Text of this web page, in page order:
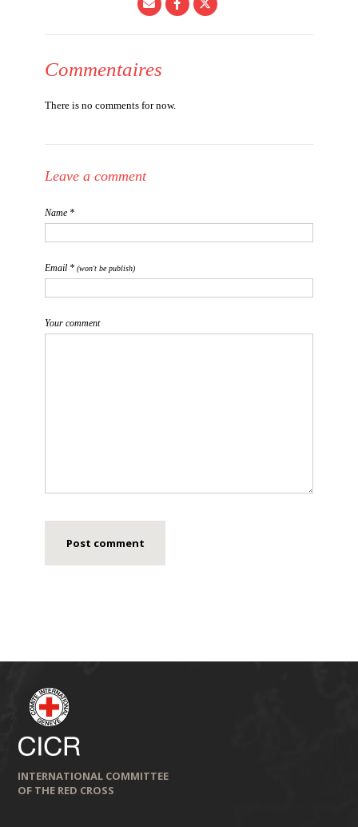
Commentaires
There is no comments for now.
Leave a comment
Name *
Email * (won't be publish)
Your comment
INTERNATIONAL COMMITTEE
OF THE RED CROSS